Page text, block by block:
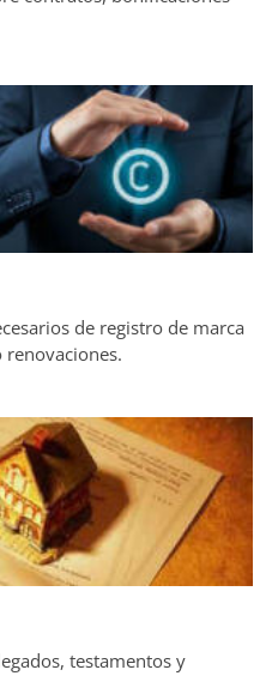
de registro de marca
testamentos y